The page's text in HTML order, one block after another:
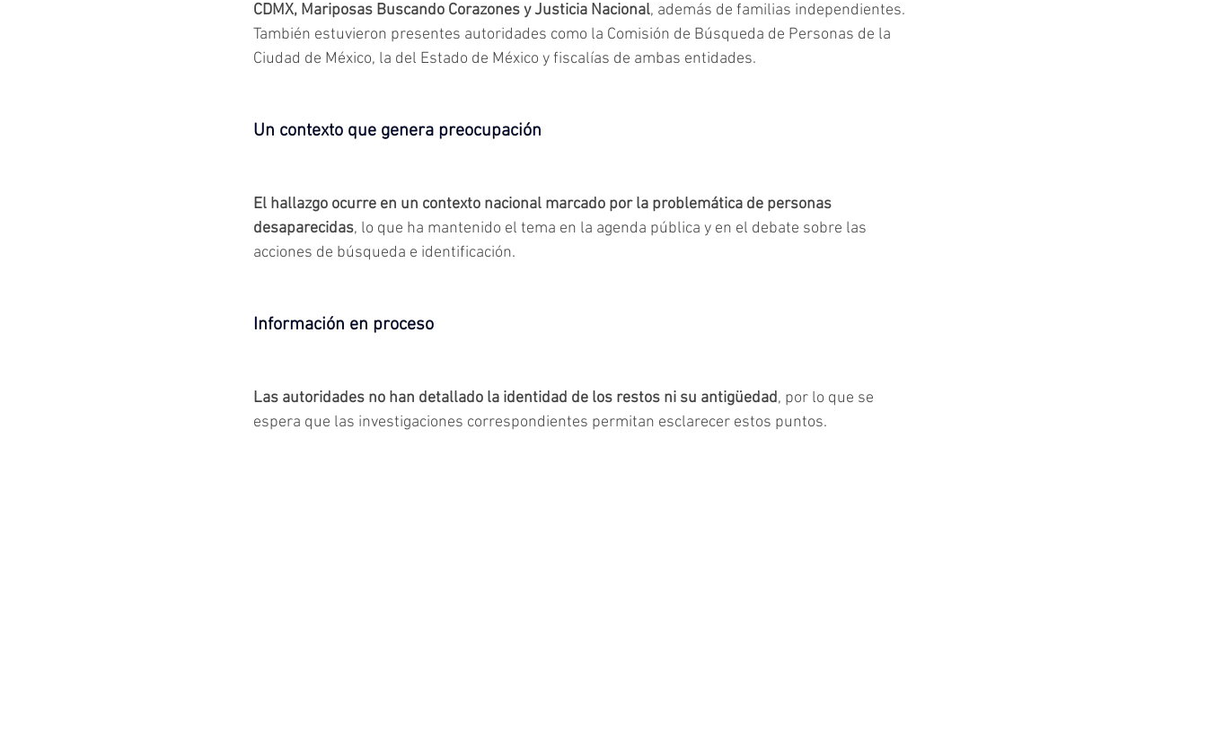
CDMX, Mariposas Buscando Corazones y Justicia Nacional, además de familias independientes.
También estuvieron presentes autoridades como la Comisión de Búsqueda de Personas de la
Ciudad de México, la del Estado de México y fiscalías de ambas entidades.
Un contexto que genera preocupación
El hallazgo ocurre en un contexto nacional marcado por la problemática de personas
desaparecidas, lo que ha mantenido el tema en la agenda pública y en el debate sobre las
acciones de búsqueda e identificación.
Información en proceso
Las autoridades no han detallado la identidad de los restos ni su antigüedad, por lo que se
espera que las investigaciones correspondientes permitan esclarecer estos puntos.